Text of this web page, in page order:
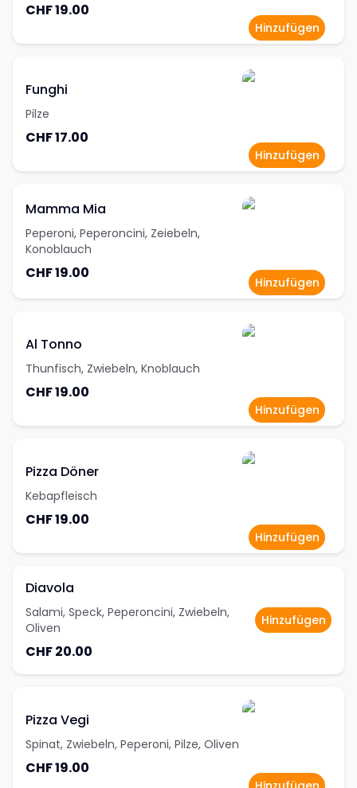
CHF 19.00
Hinzufügen
Funghi
Pilze
CHF 17.00
Hinzufügen
Mamma Mia
Peperoni, Peperoncini, Zeiebeln,
Konoblauch
CHF 19.00
Hinzufügen
Al Tonno
Thunfisch, Zwiebeln, Knoblauch
CHF 19.00
Hinzufügen
Pizza Döner
Kebapfleisch
CHF 19.00
Hinzufügen
Diavola
Salami, Speck, Peperoncini, Zwiebeln,
Oliven
CHF 20.00
Hinzufügen
Pizza Vegi
Spinat, Zwiebeln, Peperoni, Pilze, Oliven
CHF 19.00